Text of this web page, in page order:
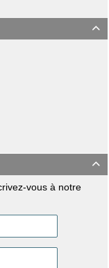


vous à notre